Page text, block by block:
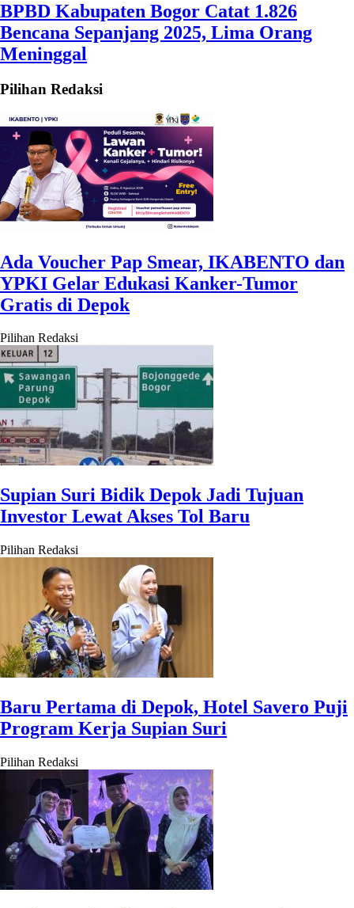
BPBD Kabupaten Bogor Catat 1.826
Bencana Sepanjang 2025, Lima Orang
Meninggal
Pilihan Redaksi
Ada Voucher Pap Smear, IKABENTO dan
YPKI Gelar Edukasi Kanker-Tumor
Gratis di Depok
Pilihan Redaksi
Supian Suri Bidik Depok Jadi Tujuan
Investor Lewat Akses Tol Baru
Pilihan Redaksi
Baru Pertama di Depok, Hotel Savero Puji
Program Kerja Supian Suri
Pilihan Redaksi